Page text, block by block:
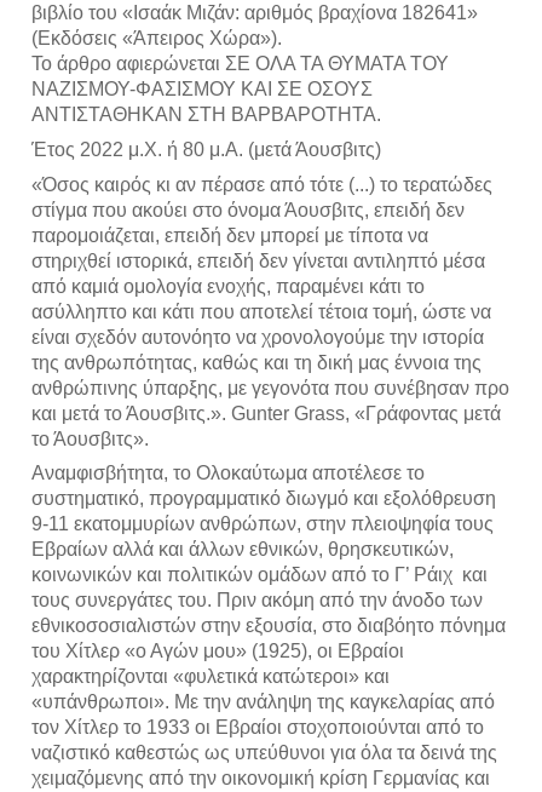
βιβλίο του «Ισαάκ Μιζάν: αριθμός βραχίονα 182641»
(Εκδόσεις «Άπειρος Χώρα»).
Το άρθρο αφιερώνεται ΣΕ ΟΛΑ ΤΑ ΘΥΜΑΤΑ ΤΟΥ
ΝΑΖΙΣΜΟΥ-ΦΑΣΙΣΜΟΥ ΚΑΙ ΣΕ ΟΣΟΥΣ
ΑΝΤΙΣΤΑΘΗΚΑΝ ΣΤΗ ΒΑΡΒΑΡΟΤΗΤΑ.
Έτος 2022 μ.Χ. ή 80 μ.Α. (μετά Άουσβιτς)
«Όσος καιρός κι αν πέρασε από τότε (...) το τερατώδες
στίγμα που ακούει στο όνομα Άουσβιτς, επειδή δεν
παρομοιάζεται, επειδή δεν μπορεί με τίποτα να
στηριχθεί ιστορικά, επειδή δεν γίνεται αντιληπτό μέσα
από καμιά ομολογία ενοχής, παραμένει κάτι το
ασύλληπτο και κάτι που αποτελεί τέτοια τομή, ώστε να
είναι σχεδόν αυτονόητο να χρονολογούμε την ιστορία
της ανθρωπότητας, καθώς και τη δική μας έννοια της
ανθρώπινης ύπαρξης, με γεγονότα που συνέβησαν προ
και μετά το Άουσβιτς.». Gunter Grass, «Γράφοντας μετά
το Άουσβιτς».
Αναμφισβήτητα, το Ολοκαύτωμα αποτέλεσε το
συστηματικό, προγραμματικό διωγμό και εξολόθρευση
9-11 εκατομμυρίων ανθρώπων, στην πλειοψηφία τους
Εβραίων αλλά και άλλων εθνικών, θρησκευτικών,
κοινωνικών και πολιτικών ομάδων από το Γ’ Ράιχ  και
τους συνεργάτες του. Πριν ακόμη από την άνοδο των
εθνικοσοσιαλιστών στην εξουσία, στο διαβόητο πόνημα
του Χίτλερ «ο Αγών μου» (1925), οι Εβραίοι
χαρακτηρίζονται «φυλετικά κατώτεροι» και
«υπάνθρωποι». Με την ανάληψη της καγκελαρίας από
τον Χίτλερ το 1933 οι Εβραίοι στοχοποιούνται από το
ναζιστικό καθεστώς ως υπεύθυνοι για όλα τα δεινά της
χειμαζόμενης από την οικονομική κρίση Γερμανίας και